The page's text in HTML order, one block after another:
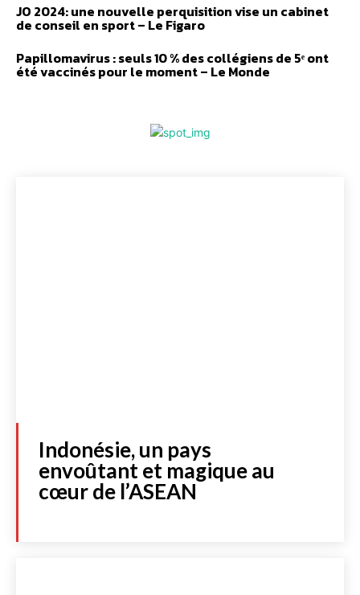
JO 2024: une nouvelle perquisition vise un cabinet
de conseil en sport – Le Figaro
Papillomavirus : seuls 10 % des collégiens de 5ᵉ ont
été vaccinés pour le moment – Le Monde
Indonésie, un pays
envoûtant et magique au
cœur de l’ASEAN